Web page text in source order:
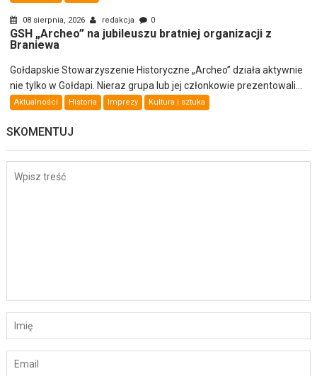
08 sierpnia, 2026 redakcja 0
GSH „Archeo” na jubileuszu bratniej organizacji z
Braniewa
Gołdapskie Stowarzyszenie Historyczne „Archeo” działa aktywnie
nie tylko w Gołdapi. Nieraz grupa lub jej członkowie prezentowali...
Aktualności Historia Imprezy Kultura i sztuka
SKOMENTUJ